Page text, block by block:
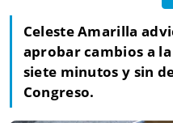
Celeste Amarilla
aprobar cambios a
siete minutos y sin
Congreso.